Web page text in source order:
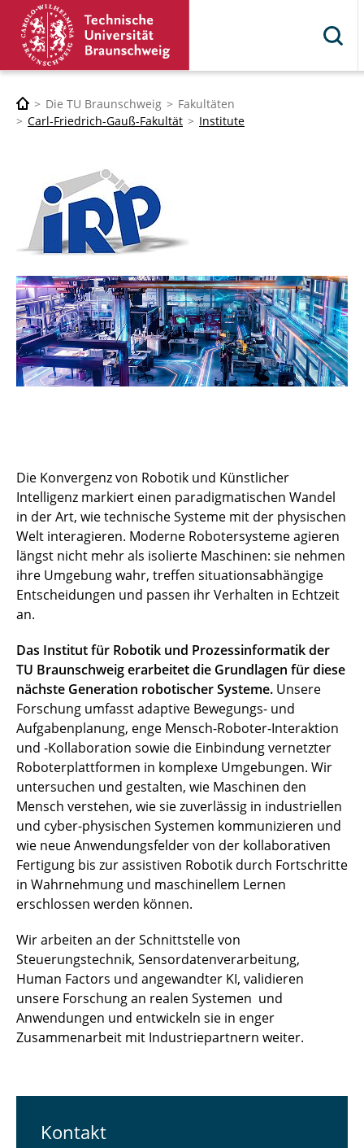
Die TU Braunschweig
Fakultäten
Carl-Friedrich-Gauß-Fakultät
Institute
Die Konvergenz von Robotik und Künstlicher
Intelligenz markiert einen paradigmatischen Wandel
in der Art, wie technische Systeme mit der physischen
Welt interagieren. Moderne Robotersysteme agieren
längst nicht mehr als isolierte Maschinen: sie nehmen
ihre Umgebung wahr, treffen situationsabhängige
Entscheidungen und passen ihr Verhalten in Echtzeit
an.
Das Institut für Robotik und Prozessinformatik der
TU Braunschweig erarbeitet die Grundlagen für diese
nächste Generation robotischer Systeme. Unsere
Forschung umfasst adaptive Bewegungs- und
Aufgabenplanung, enge Mensch-Roboter-Interaktion
und -Kollaboration sowie die Einbindung vernetzter
Roboterplattformen in komplexe Umgebungen. Wir
untersuchen und gestalten, wie Maschinen den
Mensch verstehen, wie sie zuverlässig in industriellen
und cyber-physischen Systemen kommunizieren und
wie neue Anwendungsfelder von der kollaborativen
Fertigung bis zur assistiven Robotik durch Fortschritte
in Wahrnehmung und maschinellem Lernen
erschlossen werden können.
Wir arbeiten an der Schnittstelle von
Steuerungstechnik, Sensordatenverarbeitung,
Human Factors und angewandter KI, validieren
unsere Forschung an realen Systemen und
Anwendungen und entwickeln sie in enger
Zusammenarbeit mit Industriepartnern weiter.
Kontakt